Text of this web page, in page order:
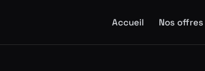
Accueil Nos offres